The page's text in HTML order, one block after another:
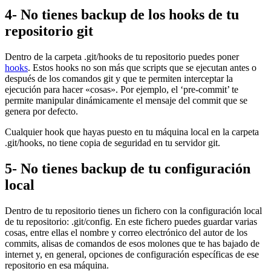
4- No tienes backup de los hooks de tu
repositorio git
Dentro de la carpeta .git/hooks de tu repositorio puedes poner
hooks. Estos hooks no son más que scripts que se ejecutan antes o
después de los comandos git y que te permiten interceptar la
ejecución para hacer «cosas». Por ejemplo, el ‘pre-commit’ te
permite manipular dinámicamente el mensaje del commit que se
genera por defecto.
Cualquier hook que hayas puesto en tu máquina local en la carpeta
.git/hooks, no tiene copia de seguridad en tu servidor git.
5- No tienes backup de tu configuración
local
Dentro de tu repositorio tienes un fichero con la configuración local
de tu repositorio: .git/config. En este fichero puedes guardar varias
cosas, entre ellas el nombre y correo electrónico del autor de los
commits, alisas de comandos de esos molones que te has bajado de
internet y, en general, opciones de configuración específicas de ese
repositorio en esa máquina.